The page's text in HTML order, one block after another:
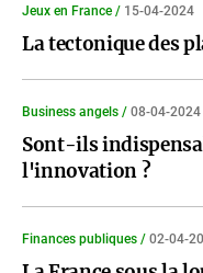
Jeux en France / 15-04-2024
La tectonique des
Business angels / 08-04-2024
Sont-ils
l'innovation ?
Finances publiques / 02-04-